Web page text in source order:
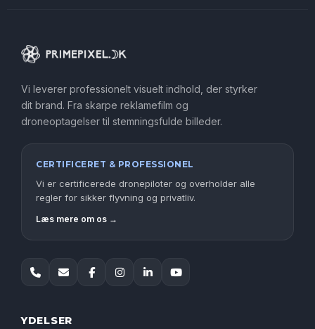
Vi leverer professionelt visuelt indhold, der styrker
dit brand. Fra skarpe reklamefilm og
droneoptagelser til stemningsfulde billeder.
CERTIFICERET & PROFESSIONEL
Vi er certificerede dronepiloter og overholder alle
regler for sikker flyvning og privatliv.
Læs mere om os →
YDELSER